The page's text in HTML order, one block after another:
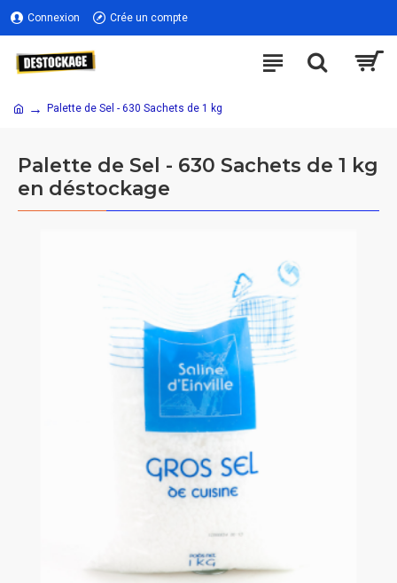
Connexion Crée un compte
Palette de Sel - 630 Sachets de 1 kg
Palette de Sel - 630 Sachets de 1 kg
en déstockage